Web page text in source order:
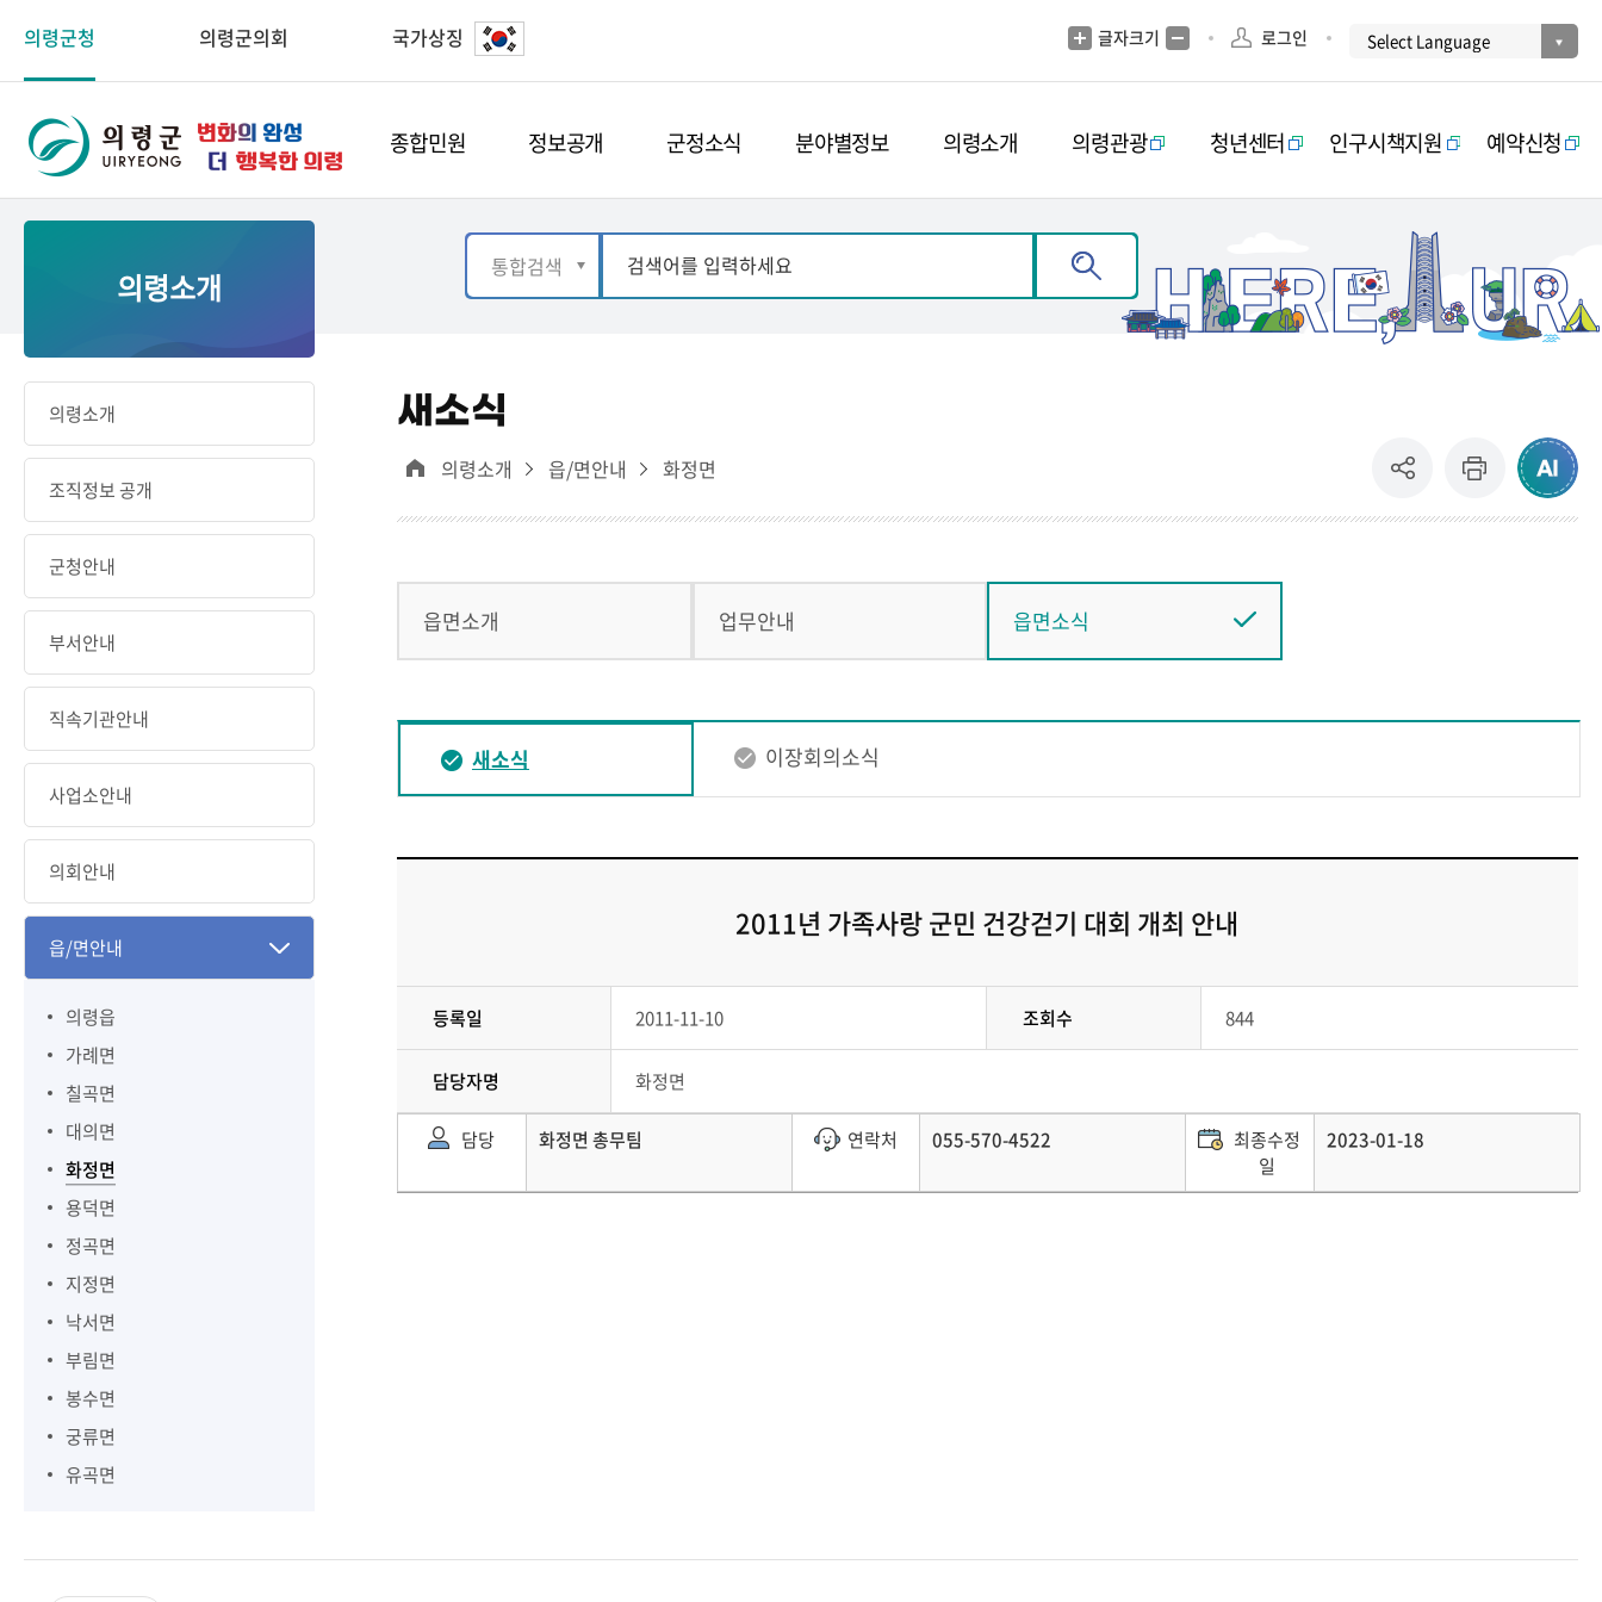
의령군청 의령군의회 국가상징 글자크기 로그인
종합민원 정보공개 군정소식 분야별정보 의령소개 의령관광 청년센터 인구시책지원 예약신청
의령소개
의령소개
조직정보 공개
군청안내
부서안내
직속기관안내
사업소안내
의회안내
읍/면안내
의령읍
가례면
칠곡면
대의면
화정면
용덕면
정곡면
지정면
낙서면
부림면
봉수면
궁류면
유곡면
새소식
의령소개 읍/면안내 화정면
읍면소개 업무안내 읍면소식
새소식 이장회의소식
2011년 가족사랑 군민 건강걷기 대회 개최 안내
등록일 2011-11-10 조회수 844
담당자명 화정면
담당 화정면 총무팀 연락처 055-570-4522
최종수정
일
2023-01-18